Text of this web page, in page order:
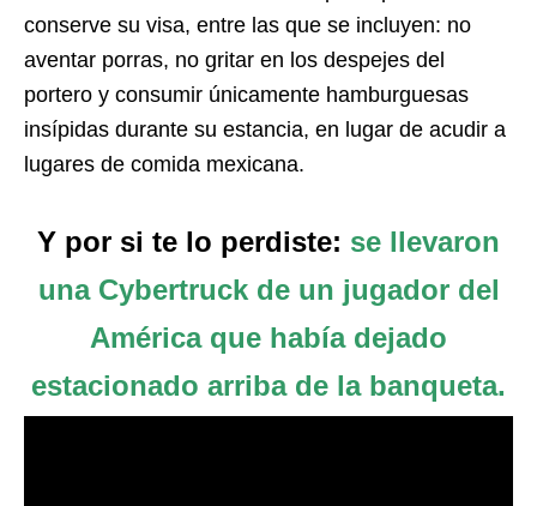
conserve su visa, entre las que se incluyen: no
aventar porras, no gritar en los despejes del
portero y consumir únicamente hamburguesas
insípidas durante su estancia, en lugar de acudir a
lugares de comida mexicana.
Y por si te lo perdiste: se llevaron
una Cybertruck de un jugador del
América que había dejado
estacionado arriba de la banqueta.